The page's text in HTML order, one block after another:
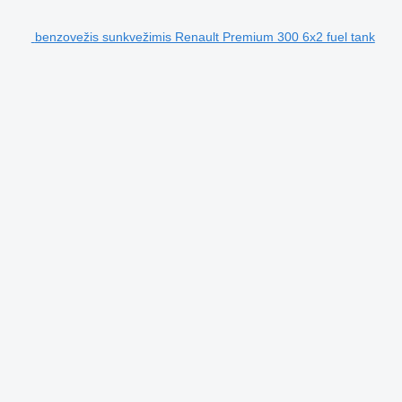
benzovežis sunkvežimis Renault Premium 300 6x2 fuel tank